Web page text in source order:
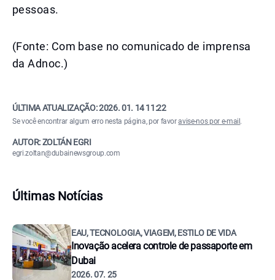
pessoas.
(Fonte: Com base no comunicado de imprensa
da Adnoc.)
ÚLTIMA ATUALIZAÇÃO:2026. 01. 14 11:22
Se você encontrar algum erro nesta página, por favoravise-nos por e-mail .
AUTOR: ZOLTÁN EGRI
egri.zoltan@dubainewsgroup.com
Últimas Notícias
EAU, TECNOLOGIA, VIAGEM, ESTILO DE VIDA
Inovação acelera controle de passaporte em
Dubai
2026. 07. 25